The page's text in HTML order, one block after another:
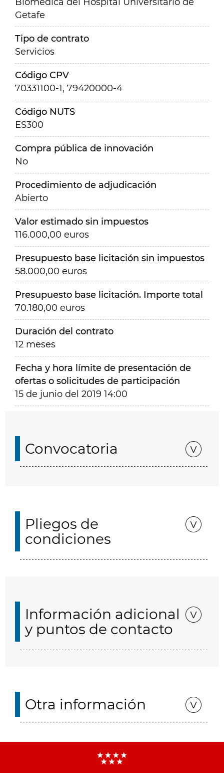
Getafe
Tipo de contrato
Servicios
Código CPV
70331100-1, 79420000-4
Código NUTS
ES300
Compra pública de innovación
No
Procedimiento de adjudicación
Abierto
Valor estimado sin impuestos
116.000,00 euros
Presupuesto base licitación sin impuestos
58.000,00 euros
Presupuesto base licitación. Importe total
70.180,00 euros
Duración del contrato
12 meses
Fecha y hora límite de presentación de
ofertas o solicitudes de participación
15 de junio del 2019 14:00
Convocatoria
Pliegos de
condiciones
Información adicional
y puntos de contacto
Otra información